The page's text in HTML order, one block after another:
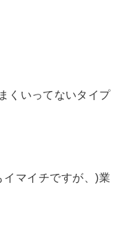
くいってないタイプ
マイチですが、)業